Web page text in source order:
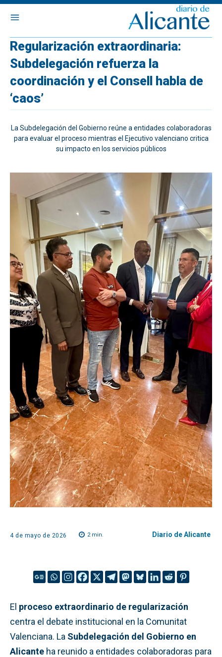
Regularización extraordinaria:
Subdelegación refuerza la
coordinación y el Consell habla de
‘caos’
La Subdelegación del Gobierno reúne a entidades colaboradoras
para evaluar el proceso mientras el Ejecutivo valenciano critica
su impacto en los servicios públicos
4 de mayo de 2026 2min. Diario de Alicante
El proceso extraordinario de regularización
centra el debate institucional en la Comunitat
Valenciana. La Subdelegación del Gobierno en
Alicante ha reunido a entidades colaboradoras para